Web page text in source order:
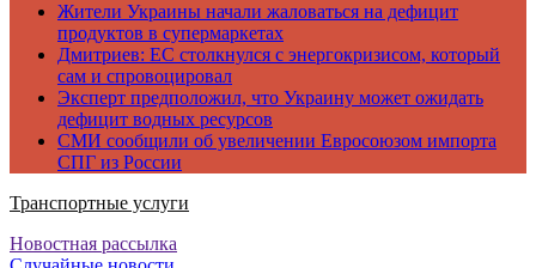
Жители Украины начали жаловаться на дефицит
продуктов в супермаркетах
Дмитриев: ЕС столкнулся с энергокризисом, который
сам и спровоцировал
Эксперт предположил, что Украину может ожидать
дефицит водных ресурсов
СМИ сообщили об увеличении Евросоюзом импорта
СПГ из России
Транспортные услуги
Новостная рассылка